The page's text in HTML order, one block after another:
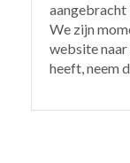
We zijn
website naar
heeft, neem